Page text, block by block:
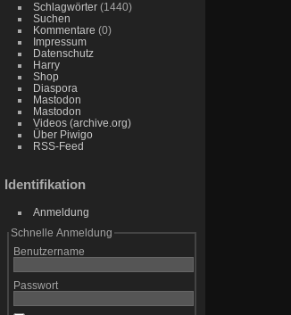
Schlagwörter(1440)
Suchen
Kommentare (0)
Impressum
Datenschutz
Harry
Shop
Diaspora
Mastodon
Mastodon
Videos (archive.org)
Über Piwigo
RSS-Feed
Identifikation
Anmeldung
Schnelle Anmeldung
Benutzername
Passwort